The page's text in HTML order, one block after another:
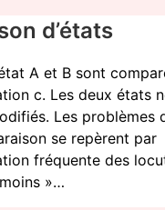
d’états
A et B sont
c. Les deux états
Les problèmes
se repèrent par
fréquente des
»…